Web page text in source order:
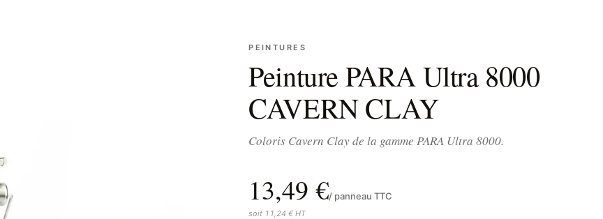
PEINTURES
Peinture PARA Ultra 8000
CAVERN CLAY
Coloris Cavern Clay de la gamme PARA Ultra 8000.
13,49 €/ panneau TTC
soit 11,24 € HT